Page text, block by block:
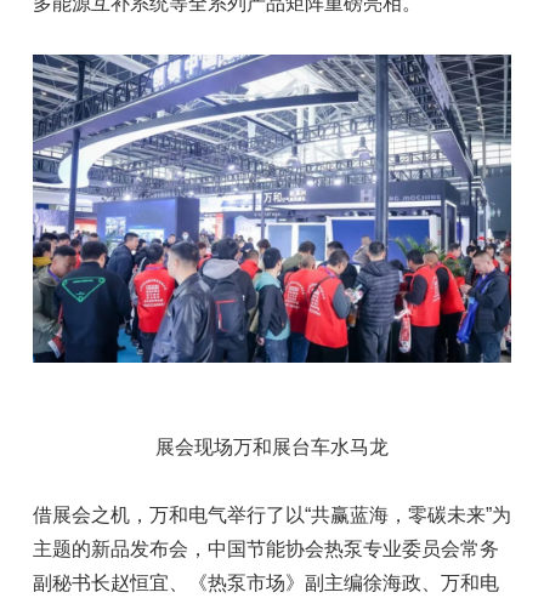
展会现场万和展台车水马龙
借展会之机，万和电气举行了以“共赢蓝海，零碳未来”为
主题的新品发布会，中国节能协会热泵专业委员会常务
副秘书长赵恒宜、《热泵市场》副主编徐海政、万和电